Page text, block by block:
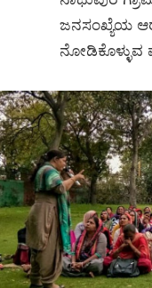
ಜನಸಂಖ್ಯೆಯ
ನೋಡಿಕೊಳ್ಳುವ